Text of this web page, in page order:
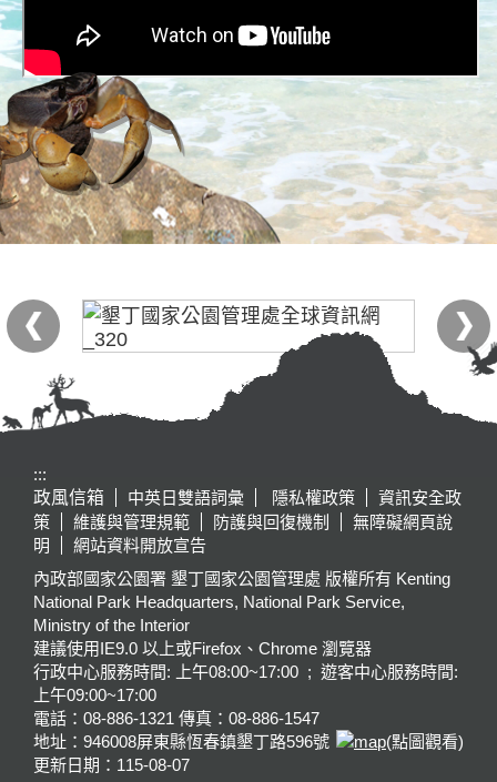
:::
政風信箱
中英日雙語詞彙 隱私權政策
資訊安全政
策
維護與管理規範 防護與回復機制
無障礙網頁說
明
網站資料開放宣告
內政部國家公園署 墾丁國家公園管理處 版權所有 Kenting
National Park Headquarters, National Park Service,
Ministry of the Interior
建議使用IE9.0 以上或Firefox、Chrome 瀏覽器
行政中心服務時間: 上午08:00~17:00 ; 遊客中心服務時間:
上午09:00~17:00
電話：08-886-1321 傳真：08-886-1547
地址：946008屏東縣恆春鎮墾丁路596號
(點圖觀看)
更新日期： 115-08-07